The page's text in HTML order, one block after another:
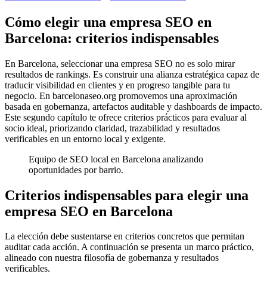
Cómo elegir una empresa SEO en
Barcelona: criterios indispensables
En Barcelona, seleccionar una empresa SEO no es solo mirar
resultados de rankings. Es construir una alianza estratégica capaz de
traducir visibilidad en clientes y en progreso tangible para tu
negocio. En barcelonaseo.org promovemos una aproximación
basada en gobernanza, artefactos auditable y dashboards de impacto.
Este segundo capítulo te ofrece criterios prácticos para evaluar al
socio ideal, priorizando claridad, trazabilidad y resultados
verificables en un entorno local y exigente.
Equipo de SEO local en Barcelona analizando
oportunidades por barrio.
Criterios indispensables para elegir una
empresa SEO en Barcelona
La elección debe sustentarse en criterios concretos que permitan
auditar cada acción. A continuación se presenta un marco práctico,
alineado con nuestra filosofía de gobernanza y resultados
verificables.